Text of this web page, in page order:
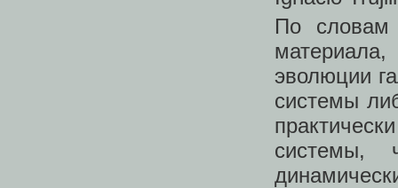
По словам
эволюции
системы
системы,